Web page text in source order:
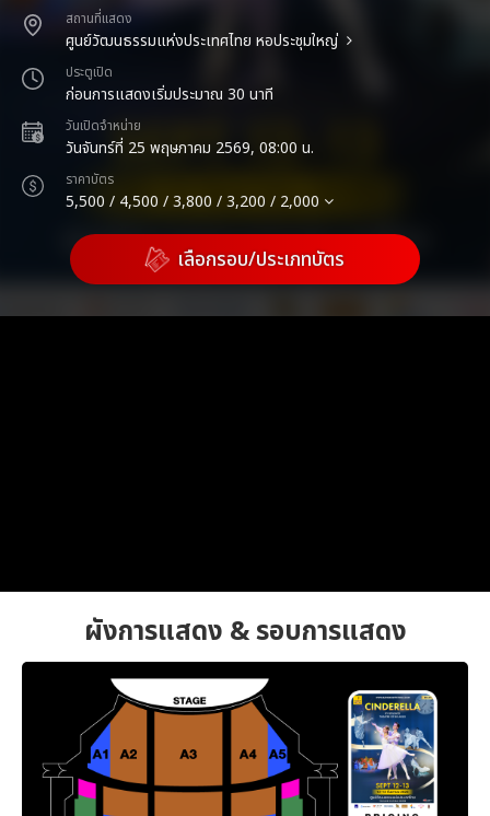
สถานที่แสดง
ศูนย์วัฒนธรรมแห่งประเทศไทย หอประชุมใหญ่
ประตูเปิด
ก่อนการแสดงเริ่มประมาณ 30 นาที
วันเปิดจำหน่าย
วันจันทร์ที่ 25 พฤษภาคม 2569, 08:00 น.
ราคาบัตร
5,500 / 4,500 / 3,800 / 3,200 / 2,000
เลือกรอบ/ประเภทบัตร
ผังการแสดง & รอบการแสดง